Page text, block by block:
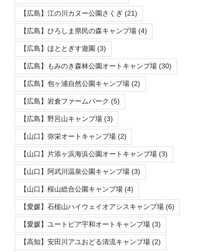
【広島】江の川カヌー公園さくぎ (21)
【広島】ひろしま県民の森キャンプ場 (4)
【広島】ほととぎす遊園 (3)
【広島】もみのき森林公園オートキャンプ場 (30)
【広島】包ヶ浦自然公園キャンプ場 (2)
【広島】岩倉ファームパーク (5)
【広島】野呂山キャンプ場 (3)
【山口】弥栄オートキャンプ場 (2)
【山口】片添ヶ浜海浜公園オートキャンプ場 (3)
【山口】阿武川温泉公園キャンプ場 (3)
【山口】桜山総合公園キャンプ場 (4)
【愛媛】石槌山ハイウェイオアシスキャンプ場 (6)
【愛媛】ユートピア宇和オートキャンプ場 (3)
【高知】安田川アユおどる清流キャンプ場 (2)